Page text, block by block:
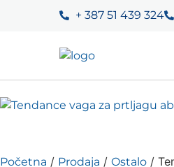
+ 387 51 439 324
Početna / Prodaja / Ostalo /